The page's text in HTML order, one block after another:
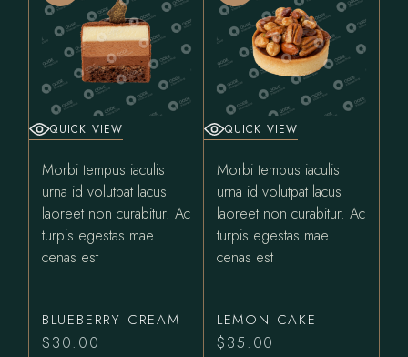
QUICK VIEW
Morbi tempus iaculis
urna id volutpat lacus
laoreet non curabitur. Ac
turpis egestas mae
cenas est
QUICK VIEW
Morbi tempus iaculis
urna id volutpat lacus
laoreet non curabitur. Ac
turpis egestas mae
cenas est
BLUEBERRY CREAM
$30.00
LEMON CAKE
$35.00